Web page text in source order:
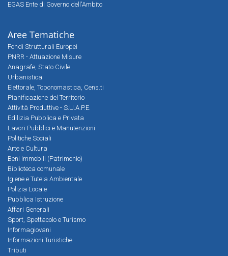
EGAS Ente di Governo dell'Ambito
Aree Tematiche
Fondi Strutturali Europei
PNRR - Attuazione Misure
Anagrafe, Stato Civile
Urbanistica
Elettorale, Toponomastica, Cens.ti
Pianificazione del Territorio
Attività Produttive - S.U.A.P.E.
Edilizia Pubblica e Privata
Lavori Pubblici e Manutenzioni
Politiche Sociali
Arte e Cultura
Beni Immobili (Patrimonio)
Biblioteca comunale
Igiene e Tutela Ambientale
Polizia Locale
Pubblica Istruzione
Affari Generali
Sport, Spettacolo e Turismo
Informagiovani
Informazioni Turistiche
Tributi